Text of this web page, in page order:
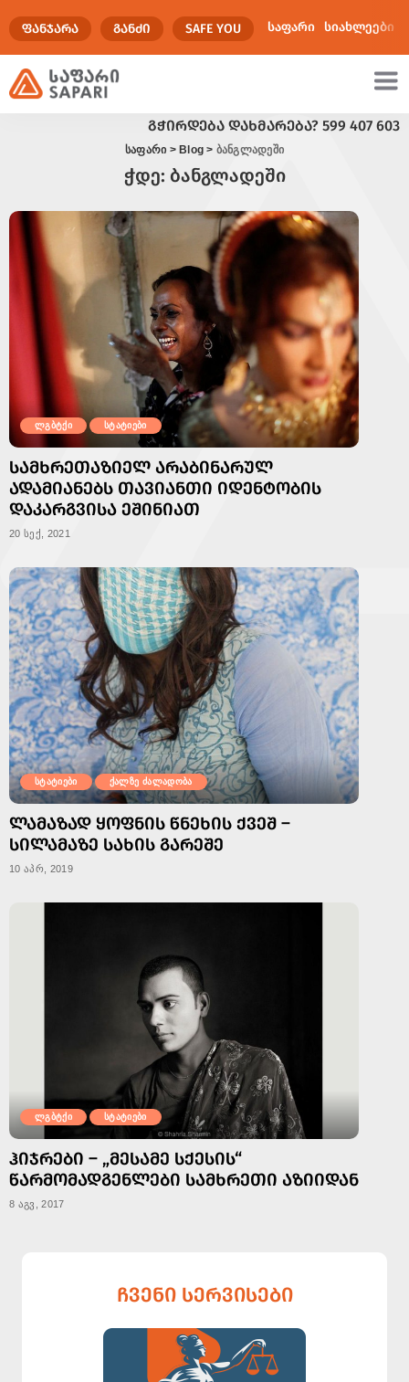
ᲤᲐᲜᲯᲐᲠᲐ ᲒᲐᲜᲫᲘ SAFE YOU საფარი სიახლეები
ᲒᲭᲘᲠᲓᲔᲑᲐ ᲓᲐᲮᲛᲐᲠᲔᲑᲐ? 599 407 603
საფარი > Blog > ბანგლადეში
ჭდე: ბანგლადეში
ლგბტქი სტატიები
ᲡᲐᲛᲮᲠᲔᲗᲐᲖᲘᲔᲚ ᲐᲠᲐᲑᲘᲜᲐᲠᲣᲚ
ᲐᲓᲐᲛᲘᲐᲜᲔᲑᲡ ᲗᲐᲕᲘᲐᲜᲗᲘ ᲘᲓᲔᲜᲢᲝᲑᲘᲡ
ᲓᲐᲙᲐᲠᲒᲕᲘᲡᲐ ᲔᲨᲘᲜᲘᲐᲗ
20 სექ, 2021
სტატიები ქალზე ძალადობა
ᲚᲐᲛᲐᲖᲐᲓ ᲧᲝᲤᲜᲘᲡ ᲬᲜᲔᲮᲘᲡ ᲥᲕᲔᲨ –
ᲡᲘᲚᲐᲛᲐᲖᲔ ᲡᲐᲮᲘᲡ ᲒᲐᲠᲔᲨᲔ
10 აპრ, 2019
ლგბტქი სტატიები
ᲰᲘᲯᲠᲔᲑᲘ – „ᲛᲔᲡᲐᲛᲔ ᲡᲥᲔᲡᲘᲡ“
ᲬᲐᲠᲛᲝᲛᲐᲓᲒᲔᲜᲚᲔᲑᲘ ᲡᲐᲛᲮᲠᲔᲗᲘ ᲐᲖᲘᲘᲓᲐᲜ
8 აგვ, 2017
ᲩᲕᲔᲜᲘ ᲡᲔᲠᲕᲘᲡᲔᲑᲘ